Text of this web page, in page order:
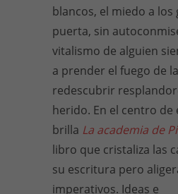
blancos, el miedo a los
puerta, sin
vitalismo de alguien
a prender el fuego de
redescubrir
herido. En el centro de
brilla La academia de
libro que cristaliza las
su escritura pero
imperativos. Ideas e